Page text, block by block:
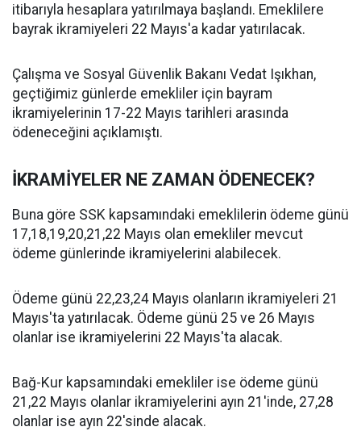
itibarıyla hesaplara yatırılmaya başlandı. Emeklilere
bayrak ikramiyeleri 22 Mayıs'a kadar yatırılacak.
Çalışma ve Sosyal Güvenlik Bakanı Vedat Işıkhan,
geçtiğimiz günlerde emekliler için bayram
ikramiyelerinin 17-22 Mayıs tarihleri arasında
ödeneceğini açıklamıştı.
İKRAMİYELER NE ZAMAN ÖDENECEK?
Buna göre SSK kapsamındaki emeklilerin ödeme günü
17,18,19,20,21,22 Mayıs olan emekliler mevcut
ödeme günlerinde ikramiyelerini alabilecek.
Ödeme günü 22,23,24 Mayıs olanların ikramiyeleri 21
Mayıs'ta yatırılacak. Ödeme günü 25 ve 26 Mayıs
olanlar ise ikramiyelerini 22 Mayıs'ta alacak.
Bağ-Kur kapsamındaki emekliler ise ödeme günü
21,22 Mayıs olanlar ikramiyelerini ayın 21'inde, 27,28
olanlar ise ayın 22'sinde alacak.